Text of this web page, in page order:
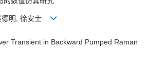
德明, 徐安士
Transient in Backward Pumped Raman